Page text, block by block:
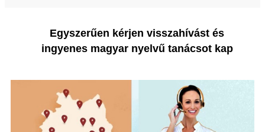
Egyszerűen kérjen visszahívást és
ingyenes magyar nyelvű tanácsot kap